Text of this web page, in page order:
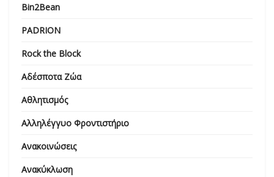
Bin2Bean
PADRION
Rock the Block
Αδέσποτα Ζώα
Αθλητισμός
Αλληλέγγυο Φροντιστήριο
Ανακοινώσεις
Ανακύκλωση